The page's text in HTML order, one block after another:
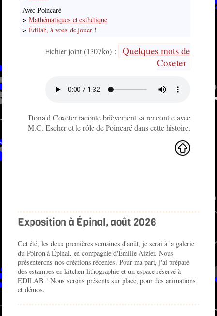
Avec Poincaré
> Mathématiques et esthétique
> Édilab, à vous de jouer !
Fichier joint (1307ko) :
Quelques mots de
Coxeter
Donald Coxeter raconte brièvement sa rencontre avec
M.C. Escher et le rôle de Poincaré dans cette histoire.
Exposition à Épinal, août 2026
Cet été, les deux premières semaines d'août, je serai à la galerie
du Poiron à Épinal, en compagnie d'Émilie Aizier. Nous
présenterons nos créations récentes. Pour ma part, j'ai préparé
des estampes en kitchen lithographie et un espace réservé à
EDILAB ! Nous serons présents sur place, pour des animations
et démos.